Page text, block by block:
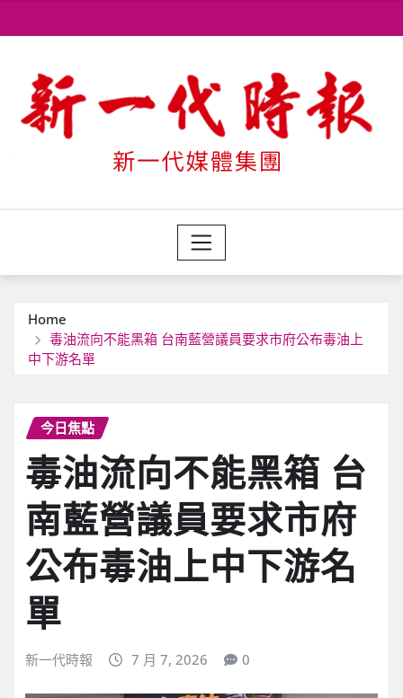
to
Home
毒油流向不能黑箱 台南藍營議員要求市府公布毒油上
中下游名單
今日焦點
毒油流向不能黑箱 台
南藍營議員要求市府
公布毒油上中下游名
單
新一代時報 7 月 7, 2026 0